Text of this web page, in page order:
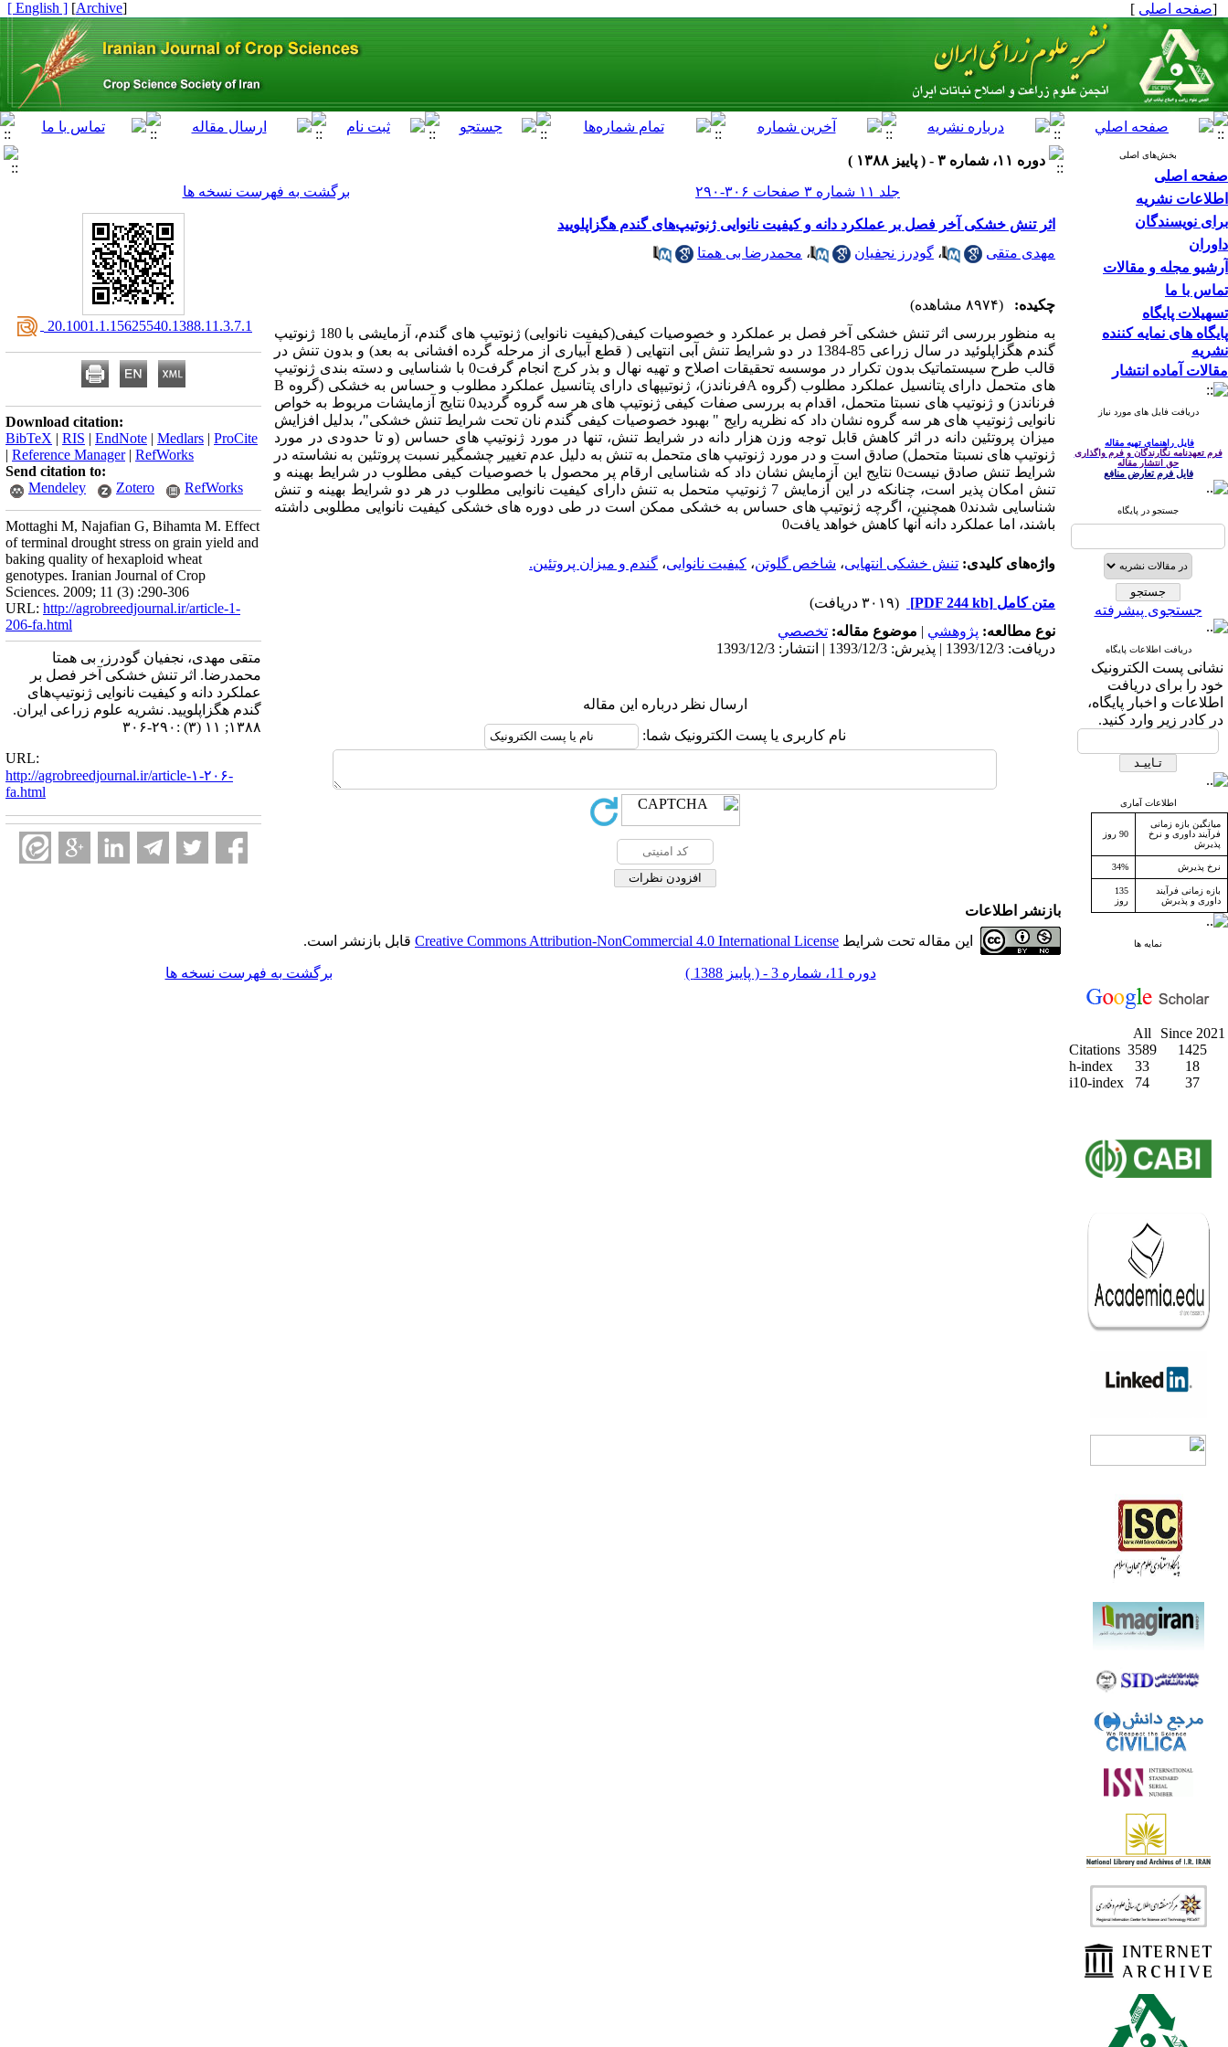
[صفحه اصلی ]
[
Archive
]
[ English ]
بخش‌های اصلی
صفحه اصلی
اطلاعات نشریه
برای نویسندگان
داوران
آرشیو مجله و مقالات
تماس با ما
تسهیلات پایگاه
پایگاه های نمایه کننده
نشریه
مقالات آماده انتشار
دریافت فایل های مورد نیاز
فایل راهنمای تهیه مقاله
فرم تعهدنامه نگارندگان و فرم واگذاری
حق انتشار مقاله
فایل فرم تعارض منافع
جستجو در پایگاه
جستجوی پیشرفته
دریافت اطلاعات پایگاه
نشانی پست الکترونیک
خود را برای دریافت
اطلاعات و اخبار پایگاه،
در کادر زیر وارد کنید.
اطلاعات آماری
میانگین بازه زمانی
فرآیند داوری و نرخ
پذیرش
90 روز
نرخ پذیرش 34%
بازه زمانی فرآیند
داوری و پذیرش
135
روز
نمایه ها
All
Since 2021
Citations 3589
1425
h-index
33
18
i10-index
74 37
دوره ۱۱، شماره ۳ - ( پاييز ۱۳۸۸ )
جلد ۱۱ شماره ۳ صفحات ۳۰۶-۲۹۰
برگشت به فهرست نسخه ها
اثر تنش خشکی آخر فصل بر عملکرد دانه و کیفیت نانوایی ژنوتیپ‌های گندم هگزاپلویید
مهدی متقی
، گودرز نجفیان ، محمدرضا بی همتا
چکیده:
(۸۹۷۴ مشاهده)
به منظور بررسی اثر تنش خشکی آخر فصل بر عملکرد و خصوصیات کیفی(کیفیت نانوایی) ژنوتیپ های گندم، آزمایشی با 180 ژنوتیپ
گندم هگزاپلوئید در سال زراعی 85-1384 در دو شرایط تنش آبی انتهایی ( قطع آبیاری از مرحله گرده افشانی به بعد) و بدون تنش در
قالب طرح سیستماتیک بدون تکرار در موسسه تحقیقات اصلاح و تهیه نهال و بذر کرج انجام گرفت0 با شناسایی و دسته بندی ژنوتیپ
های متحمل دارای پتانسیل عملکرد مطلوب (گروه Aفرناندز)، ژنوتیپهای دارای پتانسیل عملکرد مطلوب و حساس به خشکی (گروه B
فرناندز) و ژنوتیپ های نسبتا متحمل، اقدام به بررسی صفات کیفی ژنوتیپ های هر سه گروه گردید0 نتایج آزمایشات مربوط به خواص
نانوایی ژنوتیپ های هر سه گروه نشان داد که نظریه رایج " بهبود خصوصیات کیفی گندم نان تحت شرایط تنش خشکی"، بدلیل افزایش
میزان پروتئین دانه در اثر کاهش قابل توجه وزن هزار دانه در شرایط تنش، تنها در مورد ژنوتیپ های حساس (و تا حدودی در مورد
ژنوتیپ های نسبتا متحمل) صادق است و در مورد ژنوتیپ های متحمل به تنش به دلیل عدم تغییر چشمگیر نسبت پروتئین به نشاسته در
شرایط تنش صادق نیست0 نتایج این آزمایش نشان داد که شناسایی ارقام پر محصول با خصوصیات کیفی مطلوب در شرایط بهینه و
تنش امکان پذیر است، چنانکه در این آزمایش 7 ژنوتیپ متحمل به تنش دارای کیفیت نانوایی مطلوب در هر دو شرایط بهینه و تنش
شناسایی شدند0 همچنین، اگرچه ژنوتیپ های حساس به خشکی ممکن است در طی دوره های خشکی کیفیت نانوایی مطلوبی داشته
باشند، اما عملکرد دانه آنها کاهش خواهد یافت0
واژه‌های کلیدی: تنش خشکی انتهایی، شاخص گلوتن، کیفیت نانوایی، گندم و میزان پروتئین.
متن کامل [PDF 244 kb]
(۳۰۱۹ دریافت)
نوع مطالعه: پژوهشي | موضوع مقاله: تخصصي
دریافت: 1393/12/3 | پذیرش: 1393/12/3 | انتشار: 1393/12/3
ارسال نظر درباره این مقاله
نام کاربری یا پست الکترونیک شما:
‎ 20.1001.1.15625540.1388.11.3.7.1
Download citation:
BibTeX | RIS | EndNote | Medlars | ProCite
| Reference Manager| RefWorks
Send citation to:
Mendeley
Zotero RefWorks
Mottaghi M, Najafian G, Bihamta M. Effect
of terminal drought stress on grain yield and
baking quality of hexaploid wheat
genotypes. Iranian Journal of Crop
Sciences. 2009; 11 (3) :290-306
URL: http://agrobreedjournal.ir/article-1-
206-fa.html
متقی مهدی، نجفیان گودرز، بی همتا
محمدرضا. اثر تنش خشکی آخر فصل بر
عملکرد دانه و کیفیت نانوایی ژنوتیپ‌های
گندم هگزاپلویید. نشریه علوم زراعی ایران.
۱۳۸۸; ۱۱ (۳) :۲۹۰-۳۰۶
URL:
http://agrobreedjournal.ir/article-۱-۲۰۶-
fa.html
بازنشر اطلاعات
این مقاله تحت شرایط Creative Commons Attribution-NonCommercial 4.0 International License قابل بازنشر است.
دوره 11، شماره 3 - ( پاييز 1388 ) برگشت به فهرست نسخه ها